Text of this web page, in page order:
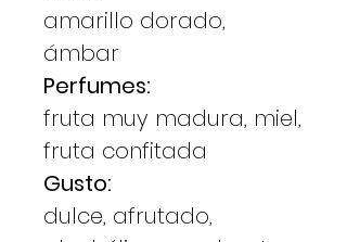
amarillo dorado,
ámbar
Perfumes:
fruta muy madura, miel,
fruta confitada
Gusto:
dulce, afrutado,